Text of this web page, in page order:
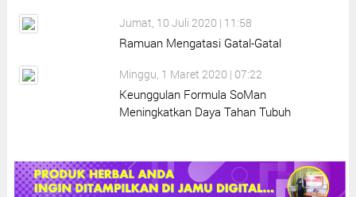
Jumat, 10 Juli 2020 | 11:58
Ramuan Mengatasi Gatal-Gatal
Minggu, 1 Maret 2020 | 07:22
Keunggulan Formula SoMan
Meningkatkan Daya Tahan Tubuh